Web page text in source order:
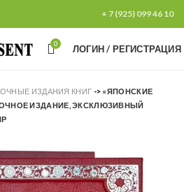
+ 7 (925) 099 46 10
0 ЛОГИН / РЕГИСТРАЦИЯ
ИЗДАНИЯ КНИГ -> «ЯПОНСКИЕ
ИЗДАНИЕ, ЭКСКЛЮЗИВНЫЙ